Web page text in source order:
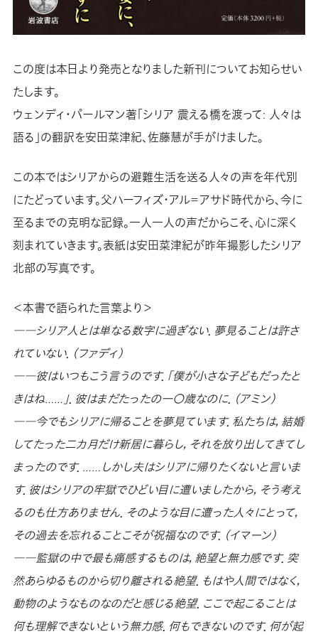
この度は本日より発売となりました新刊についてお知らせい
たします。
ウェンディ・パールマン著「シリア 震える橋を渡って: 人々は
語る」の翻訳を安田菜津紀、佐藤慧が手がけました。
この本ではシリアからの避難生活を送る人々の声を年代別
にたどっています。父ハーフィズ・アル＝アサド時代から、今に
至るまでの克明な記録。一人一人の声だからこそ、心に深く
刻まれていきます。表紙は安田菜津紀が昨年撮影したシリア
北部の写真です。
＜本書で語られた言葉より＞
――シリア人とは単なる数字に過ぎない．夢見ることは許さ
れていない．（ファディ）
――彼はいつもこう言うのです．「僕が小さな子どもだったと
きはね……」．彼はまだたったの一〇歳なのに．（アミン）
――今でもシリアに帰ることを夢見ています．私たちは，結婚
してたった二カ月だけ新居に暮らし，それを放り出してきてし
まったのです．……しかし夫はシリアに帰りたくないと言いま
す．彼はシリアの牢獄でひどい目に遭いましたから，そう考え
るのも仕方ありません．そのような目に遭った人々にとって，
その過去を忘れることこそが祝福なのです．（イマーン）
――監獄の中で最も痛感するものは，絶望と無力感です．突
然あらゆるものから切り離される絶望．もはや人間ではなく，
動物のようなものなのだと感じる絶望．ここで起こることは
何も理解できないという無力感．何もできないのです．何が起